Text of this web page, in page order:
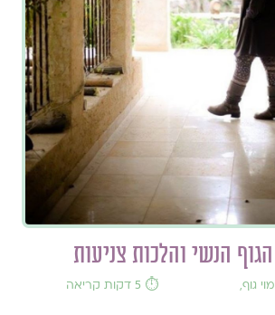
הנשי והלכות צניעות
גוף, ⏱️ 5 דקות קריאה